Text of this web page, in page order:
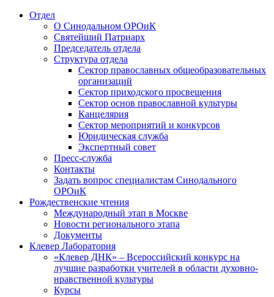
Отдел
О Синодальном ОРОиК
Святейший Патриарх
Председатель отдела
Структура отдела
Сектор православных общеобразовательных
организаций
Сектор приходского просвещения
Сектор основ православной культуры
Канцелярия
Сектор мероприятий и конкурсов
Юридическая служба
Экспертный совет
Пресс-служба
Контакты
Задать вопрос специалистам Синодального
ОРОиК
Рождественские чтения
Международный этап в Москве
Новости регионального этапа
Документы
Клевер Лаборатория
«Клевер ДНК» – Всероссийский конкурс на
лучшие разработки учителей в области духовно-
нравственной культуры
Курсы